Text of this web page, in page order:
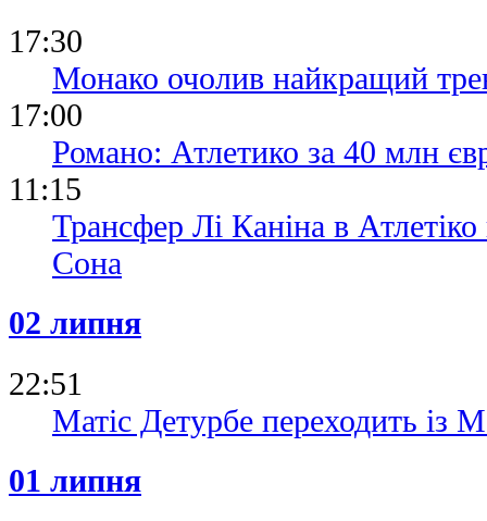
17:30
Монако очолив найкращий
17:00
Романо: Атлетико за 40 млн
11:15
Трансфер Лі Каніна в
Сона
02 липня
22:51
Матіс Детурбе переходить із
01 липня